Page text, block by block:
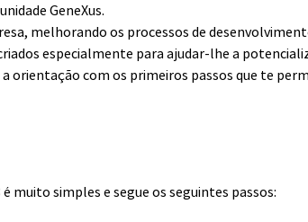
GeneXus.
melhorando os processos de
especialmente para ajudar-lhe a
orientação com os primeiros passos que te
muito simples e segue os seguintes passos: